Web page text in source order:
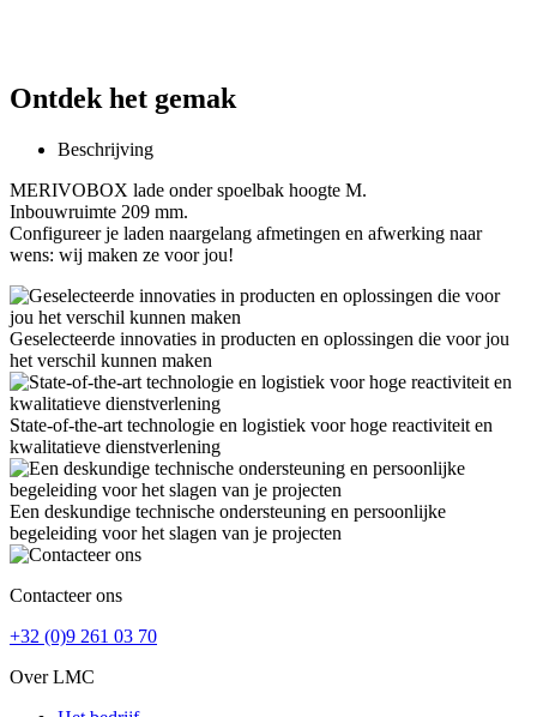
Ontdek het gemak
Beschrijving
MERIVOBOX lade onder spoelbak hoogte M.
Inbouwruimte 209 mm.
Configureer je laden naargelang afmetingen en afwerking naar
wens: wij maken ze voor jou!
Geselecteerde innovaties in producten en oplossingen die voor jou
het verschil kunnen maken
State-of-the-art technologie en logistiek voor hoge reactiviteit en
kwalitatieve dienstverlening
Een deskundige technische ondersteuning en persoonlijke
begeleiding voor het slagen van je projecten
Contacteer ons
+32 (0)9 261 03 70
Over LMC